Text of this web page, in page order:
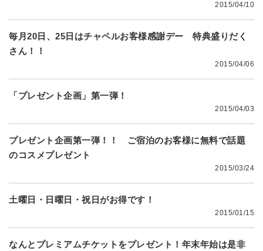
2015/04/10
毎月20日、25日はチャペルお客様感謝デー 特典盛りだく
さん！！
2015/04/06
「プレゼント企画」第一弾！
2015/04/03
プレゼント企画第一弾！！ ご宿泊のお客様に無料で話題
のコスメプレゼント
2015/03/24
土曜日・日曜日・祝日がお得です！
2015/01/15
なんとプレミアムチケットをプレゼント！年末年始は是非